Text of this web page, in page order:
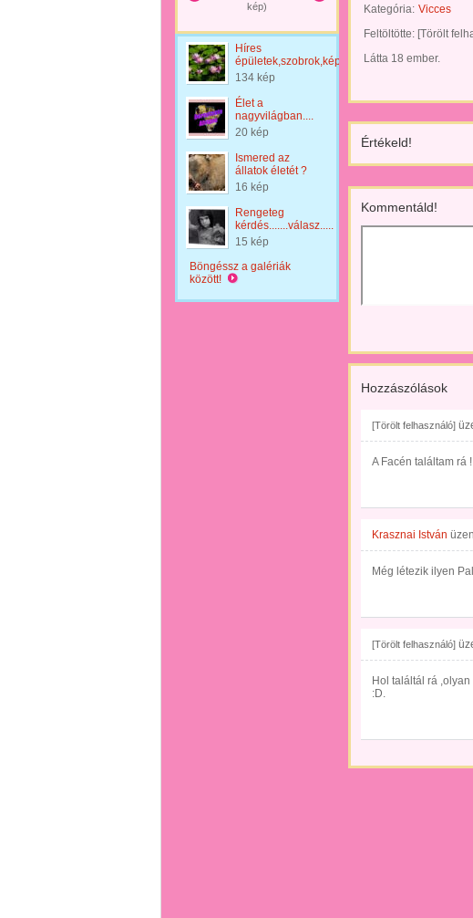
kép)
Híres
épületek,szobrok,képek
134 kép
Élet a
nagyvilágban....
20 kép
Ismered az
állatok életét ?
16 kép
Rengeteg
kérdés.......válasz.....
15 kép
Böngéssz a galériák
között!
Kategória: Vicces
Feltöltötte: [Törölt
Látta 18 ember.
Értékeld!
Kommentáld!
Hozzászólások
[Törölt felhasználó]
A Facén találtam rá
Krasznai István
Még létezik ilyen
[Törölt felhasználó]
Hol találtál rá
:D.